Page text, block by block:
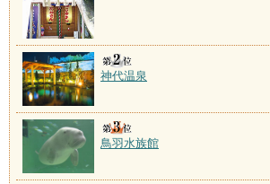
神代温泉
鳥羽水族館